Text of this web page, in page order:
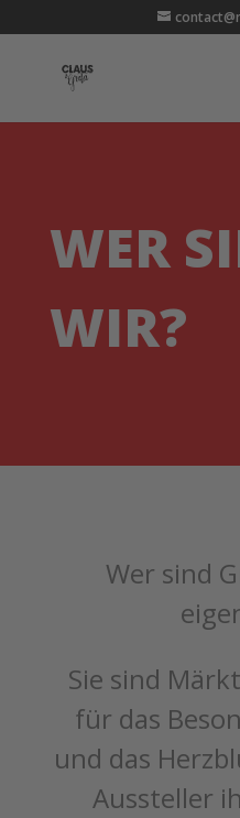
WER
WIR?
Wer sind
Sie sind
für das
und das
Aussteller